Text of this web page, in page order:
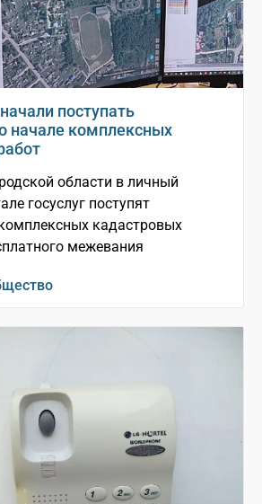
поступать
начале комплексных
области в личный
госуслуг поступят
кадастровых
межевания